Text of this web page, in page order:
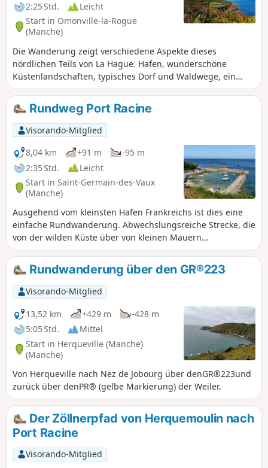
2:25 Std.
Leicht
Start in Omonville-la-Rogue
(Manche)
Die Wanderung zeigt verschiedene Aspekte dieses
nördlichen Teils von La Hague. Hafen, wunderschöne
Küstenlandschaften, typisches Dorf und Waldwege, ein
Herrenhaus, das im16. Jahrhundert ein ehemaliger
herrschaftlicher Bauernhof war.
Rundweg Port Racine
Visorando-Mitglied
8,04 km
+91 m
-95 m
2:35 Std.
Leicht
Start in Saint-Germain-des-Vaux
(Manche)
Ausgehend vom kleinsten Hafen Frankreichs ist dies eine
einfache Rundwanderung. Abwechslungsreiche Strecke, die
von der wilden Küste über von kleinen Mauern
umschlossene Felder, ein schönes Steindorf und ein
bewaldetes Tal führt.
Rundwanderung über den GR®223
Visorando-Mitglied
13,52 km
+429 m
-428 m
5:05 Std.
Mittel
Start in Herqueville (Manche)
(Manche)
Von Herqueville nach Nez de Jobourg über denGR®223und
zurück über denPR® (gelbe Markierung) der Weiler.
Der Zöllnerpfad von Herquemoulin nach
Port Racine
Visorando-Mitglied